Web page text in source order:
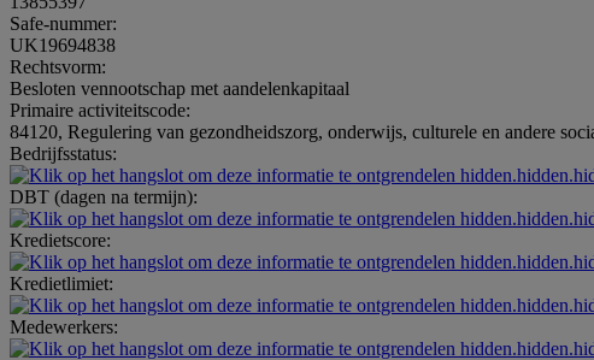
Safe-nummer:
UK19694838
Rechtsvorm:
Besloten vennootschap met aandelenkapitaal
Primaire activiteitscode:
84120, Regulering van gezondheidszorg, onderwijs, culturele en andere
Bedrijfsstatus:
DBT (dagen na termijn):
Kredietscore:
Kredietlimiet:
Medewerkers: